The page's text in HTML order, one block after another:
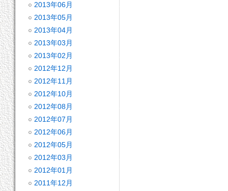
2013年06月
2013年05月
2013年04月
2013年03月
2013年02月
2012年12月
2012年11月
2012年10月
2012年08月
2012年07月
2012年06月
2012年05月
2012年03月
2012年01月
2011年12月